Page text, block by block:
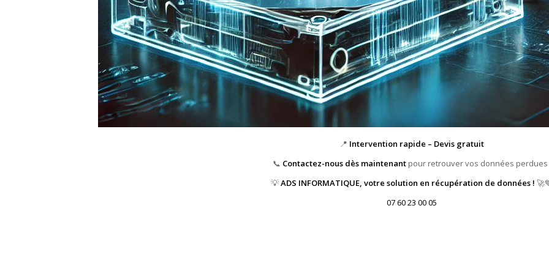
📍 Intervention rapide – Devis gratuit
📞 Contactez-nous dès maintenantpour retrouver vos données perdues
💡ADS INFORMATIQUE, votre solution en récupération de données !
07 60 23 00 05